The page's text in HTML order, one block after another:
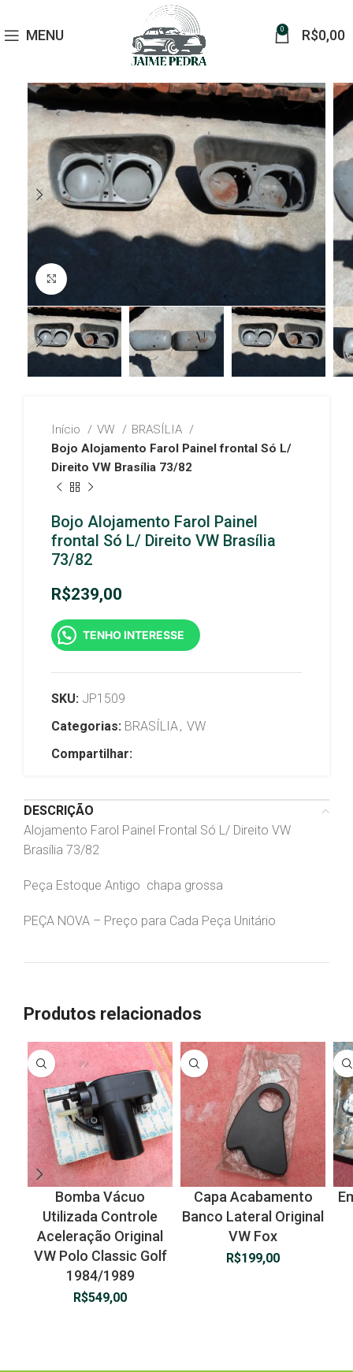
MENU 0 R$0,00
Início VW
BRASÍLIA
Bojo Alojamento Farol Painel frontal Só L/
Direito VW Brasília 73/82
Bojo Alojamento Farol Painel
frontal Só L/ Direito VW Brasília
73/82
R$239,00
TENHO INTERESSE
SKU: JP1509
Categorias: BRASÍLIA, VW
Compartilhar:
DESCRIÇÃO
Alojamento Farol Painel Frontal Só L/ Direito VW
Brasília 73/82
Peça Estoque Antigo chapa grossa
PEÇA NOVA – Preço para Cada Peça Unitário
Produtos relacionados
Bomba Vácuo
Utilizada Controle
Aceleração Original
VW Polo Classic Golf
1984/1989
R$549,00
Capa Acabamento
Banco Lateral Original
VW Fox
R$199,00